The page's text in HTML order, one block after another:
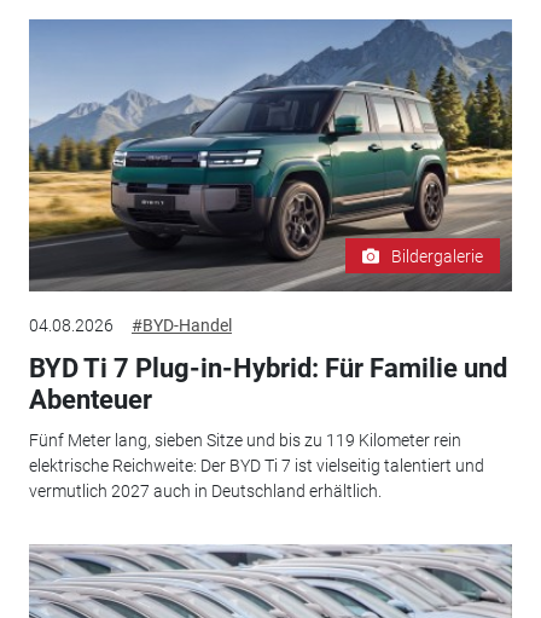
Bildergalerie
04.08.2026 #BYD-Handel
BYD Ti 7 Plug-in-Hybrid: Für Familie und
Abenteuer
Fünf Meter lang, sieben Sitze und bis zu 119 Kilometer rein
elektrische Reichweite: Der BYD Ti 7 ist vielseitig talentiert und
vermutlich 2027 auch in Deutschland erhältlich.